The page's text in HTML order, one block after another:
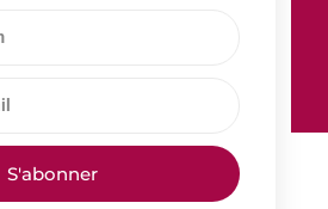
S'abonner